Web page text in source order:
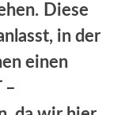
Diese
in der
einen
–